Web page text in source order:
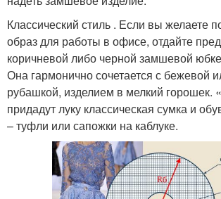
Классический стиль . Если вы желаете
образ для работы в офисе, отдайте
коричневой либо черной замшевой
Она гармонично сочетается с бежевой
рубашкой, изделием в мелкий горошек.
придадут луку классическая сумка и
– туфли или сапожки на каблуке.